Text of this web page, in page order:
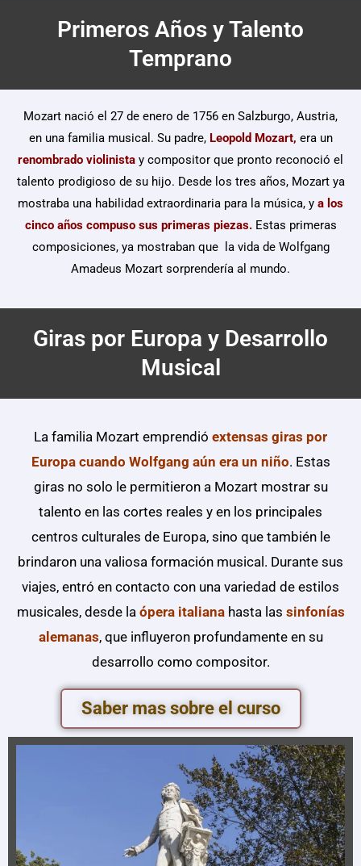
Primeros Años y Talento
Temprano
Mozart nació el 27 de enero de 1756 en Salzburgo, Austria,
en una familia musical. Su padre, Leopold Mozart, era un
renombrado violinista y compositor que pronto reconoció el
talento prodigioso de su hijo. Desde los tres años, Mozart ya
mostraba una habilidad extraordinaria para la música, y a los
cinco años compuso sus primeras piezas.Estas primeras
composiciones, ya mostraban que la vida de Wolfgang
Amadeus Mozart sorprendería al mundo.
Giras por Europa y Desarrollo
Musical
La familia Mozart emprendió extensas giras por
Europa cuando Wolfgang aún era un niño. Estas
giras no solo le permitieron a Mozart mostrar su
talento en las cortes reales y en los principales
centros culturales de Europa, sino que también le
brindaron una valiosa formación musical. Durante sus
viajes, entró en contacto con una variedad de estilos
musicales, desde la ópera italianahasta las sinfonías
alemanas, que influyeron profundamente en su
desarrollo como compositor.
Saber mas sobre el curso